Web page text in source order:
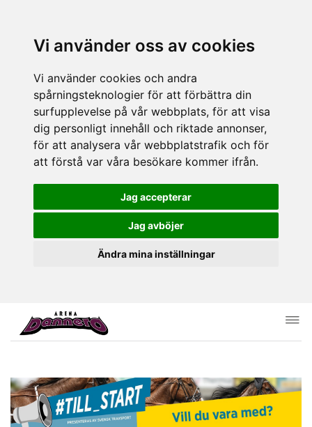
Vi använder oss av cookies
Vi använder cookies och andra
spårningsteknologier för att förbättra din
surfupplevelse på vår webbplats, för att visa
dig personligt innehåll och riktade annonser,
för att analysera vår webbplatstrafik och för
att förstå var våra besökare kommer ifrån.
Jag accepterar
Jag avböjer
Ändra mina inställningar